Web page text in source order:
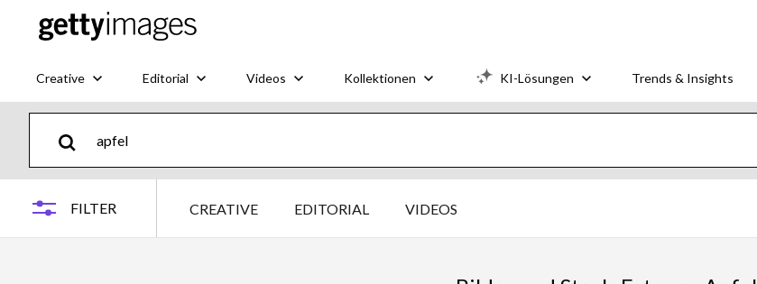
Creative Editorial Videos Kollektionen KI-Lösungen Trends & Insights
FILTER CREATIVE EDITORIAL VIDEOS